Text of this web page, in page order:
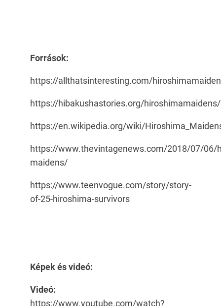
Források:
https://allthatsinteresting.com/
https://hibakushastories.org/hiroshimamaidens/
https://en.wikipedia.org/wiki/
https://www.thevintagenews.com/2018/07/06/
maidens/
https://www.teenvogue.com/story/story-
of-25-hiroshima-survivors
Képek és videó:
Videó:
https://www.youtube.com/watch?